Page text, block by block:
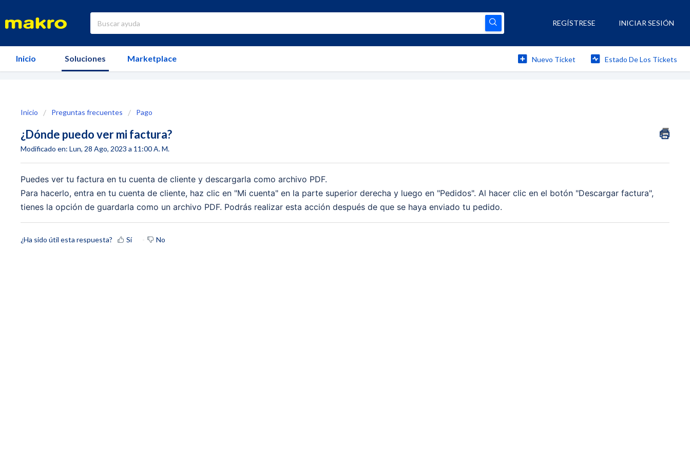
INICIAR SESIÓN
REGÍSTRESE
Inicio Soluciones Marketplace Nuevo Ticket Estado De Los Tickets
Inicio Preguntas frecuentes Pago
¿Dónde puedo ver mi factura?
Modificado en: Lun, 28 Ago, 2023 a 11:00 A. M.
Puedes ver tu factura en tu cuenta de cliente y descargarla como archivo PDF.
Para hacerlo, entra en tu cuenta de cliente, haz clic en "Mi cuenta" en la parte superior derecha y luego en "Pedidos". Al hacer clic en el botón "Descargar factura",
tienes la opción de guardarla como un archivo PDF. Podrás realizar esta acción después de que se haya enviado tu pedido.
¿Ha sido útil esta respuesta? Sí No